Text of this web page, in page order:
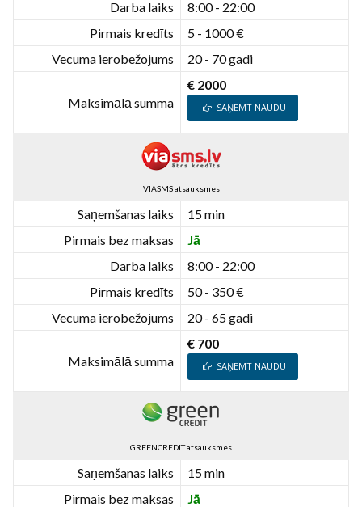
Darba laiks
8:00 - 22:00
Pirmais kredīts
5 - 1000 €
Vecuma ierobežojums
20 - 70 gadi
Maksimālā summa
€ 2000
SAŅEMT NAUDU
VIASMS atsauksmes
Saņemšanas laiks
15 min
Pirmais bez maksas
Jā
Darba laiks
8:00 - 22:00
Pirmais kredīts
50 - 350 €
Vecuma ierobežojums
20 - 65 gadi
Maksimālā summa
€ 700
SAŅEMT NAUDU
GREENCREDIT atsauksmes
Saņemšanas laiks
15 min
Pirmais bez maksas
Jā